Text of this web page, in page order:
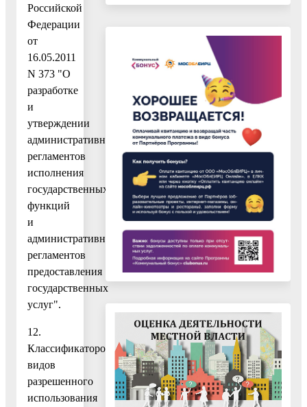
Российской
Федерации
от
16.05.2011
N 373 "О
разработке
и
утверждении
административных
регламентов
исполнения
государственных
функций
и
административных
регламентов
предоставления
государственных
услуг".
12.
Классификатором
видов
разрешенного
использования